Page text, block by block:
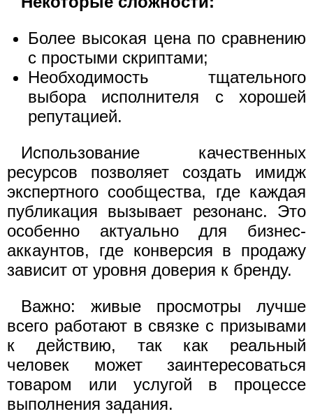
Более высокая цена по сравнению
с простыми скриптами;
Необходимость тщательного
выбора исполнителя с хорошей
репутацией.
Использование качественных
ресурсов позволяет создать имидж
экспертного сообщества, где каждая
публикация вызывает резонанс. Это
особенно актуально для бизнес-
аккаунтов, где конверсия в продажу
зависит от уровня доверия к бренду.
Важно: живые просмотры лучше
всего работают в связке с призывами
к действию, так как реальный
человек может заинтересоваться
товаром или услугой в процессе
выполнения задания.